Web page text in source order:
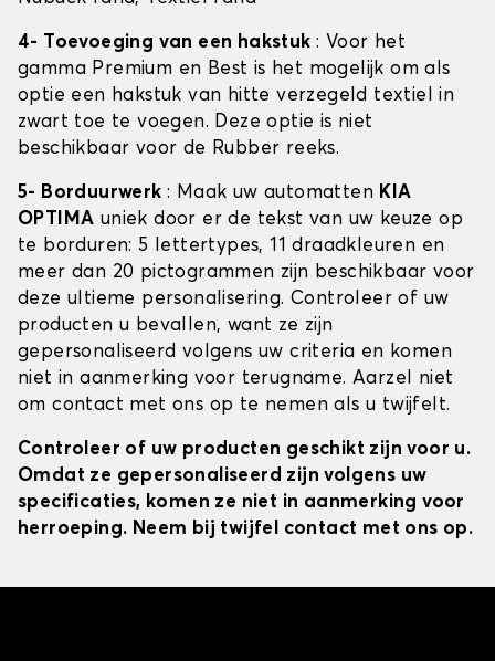
4- Toevoeging van een hakstuk : Voor het
gamma Premium en Best is het mogelijk om als
optie een hakstuk van hitte verzegeld textiel in
zwart toe te voegen. Deze optie is niet
beschikbaar voor de Rubber reeks.
5- Borduurwerk : Maak uw automatten KIA
OPTIMA uniek door er de tekst van uw keuze op
te borduren: 5 lettertypes, 11 draadkleuren en
meer dan 20 pictogrammen zijn beschikbaar voor
deze ultieme personalisering. Controleer of uw
producten u bevallen, want ze zijn
gepersonaliseerd volgens uw criteria en komen
niet in aanmerking voor terugname. Aarzel niet
om contact met ons op te nemen als u twijfelt.
Controleer of uw producten geschikt zijn voor u.
Omdat ze gepersonaliseerd zijn volgens uw
specificaties, komen ze niet in aanmerking voor
herroeping. Neem bij twijfel contact met ons op.